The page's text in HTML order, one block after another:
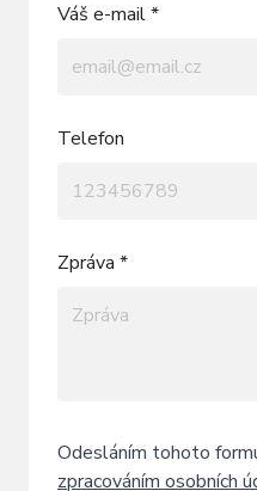
Váš e-mail *
Telefon
Zpráva *
Odesláním tohoto
zpracováním osobních